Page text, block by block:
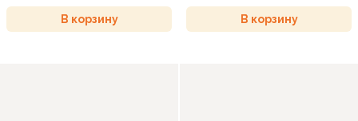
В корзину В корзину